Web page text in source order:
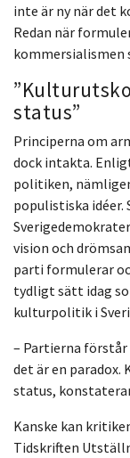
inte är ny när det
Redan när
kommersialismen
status”
Principerna om
dock intakta.
politiken,
populistiska idéer.
vision och
parti formulerar
tydligt sätt idag
kulturpolitik i
– Partierna
det är en
status,
Kanske kan
Tidskriften